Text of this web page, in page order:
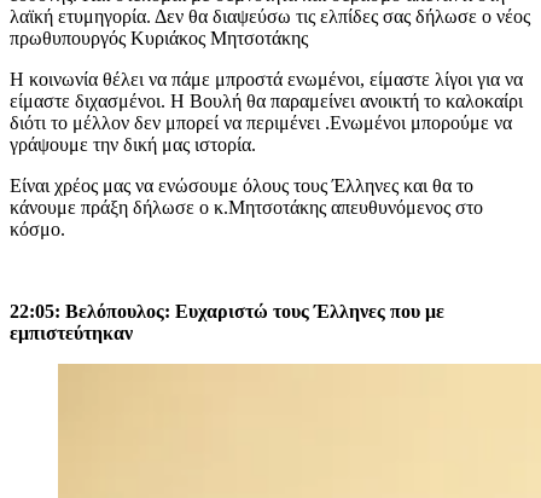
λαϊκή ετυμηγορία. Δεν θα διαψεύσω τις ελπίδες σας δήλωσε ο νέος
πρωθυπουργός Κυριάκος Μητσοτάκης
Η κοινωνία θέλει να πάμε μπροστά ενωμένοι, είμαστε λίγοι για να
είμαστε διχασμένοι. Η Βουλή θα παραμείνει ανοικτή το καλοκαίρι
διότι το μέλλον δεν μπορεί να περιμένει .Ενωμένοι μπορούμε να
γράψουμε την δική μας ιστορία.
Είναι χρέος μας να ενώσουμε όλους τους Έλληνες και θα το
κάνουμε πράξη δήλωσε ο κ.Μητσοτάκης απευθυνόμενος στο
κόσμο.
22:05: Bελόπουλος: Ευχαριστώ τους Έλληνες που με
εμπιστεύτηκαν